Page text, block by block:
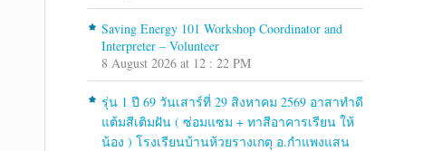
Saving Energy 101 Workshop Coordinator and
Interpreter – Volunteer
8 August 2026 at 12 : 22 PM
รุ่น 1 ปี 69 วันเสาร์ที่ 29 สิงหาคม 2569 อาสาทำดี
แต้มสีเติมฝัน ( ซ่อมแซม + ทาสีอาคารเรียน ให้
น้อง ) โรงเรียนบ้านห้วยรางเกตุ อ.กำแพงแสน